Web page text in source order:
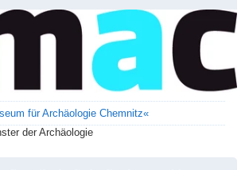
für Archäologie Chemnitz«
der Archäologie